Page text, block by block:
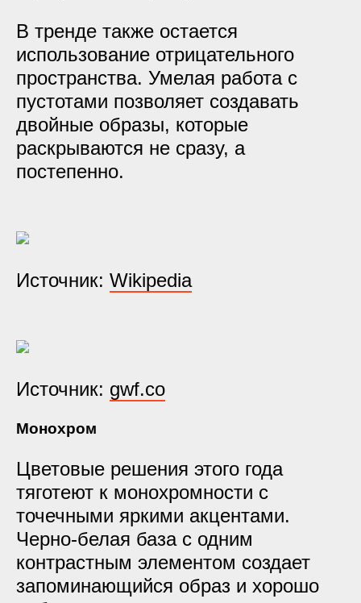
В тренде также остается
использование отрицательного
пространства. Умелая работа с
пустотами позволяет создавать
двойные образы, которые
раскрываются не сразу, а
постепенно.
Источник: Wikipedia
Источник: gwf.co
Монохром
Цветовые решения этого года
тяготеют к монохромности с
точечными яркими акцентами.
Черно-белая база с одним
контрастным элементом создает
запоминающийся образ и хорошо